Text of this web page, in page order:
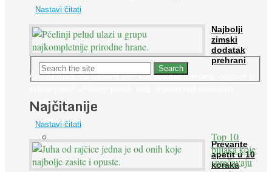
Nastavi čitati
Najbolji
zimski
dodatak
prehrani
Ako se pitate što nabaviti zimi kao dodatak prehrane, odgovor je:
prirodne ...
Nastavi čitati
Prevarite
apetit u 10
koraka
Najčitanije
Top 10
biljaka koje
sprečavaju